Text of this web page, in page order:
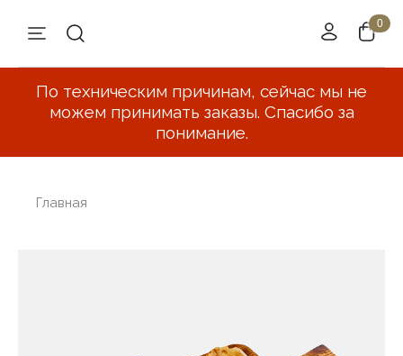
По техническим причинам, сейчас мы не
можем принимать заказы. Спасибо за
понимание.
Главная